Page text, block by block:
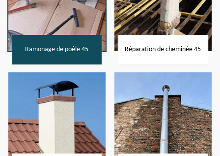
Ramonage de poêle 45 Réparation de cheminée 45